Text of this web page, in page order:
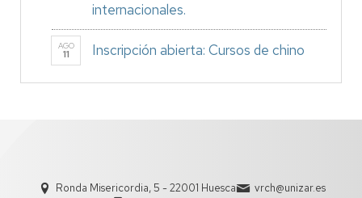
internacionales.
AGO
11 Inscripción abierta: Cursos de chino
Ronda Misericordia, 5 - 22001 Huesca
vrch@unizar.es